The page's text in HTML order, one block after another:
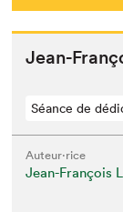
Jean-
Séance de
Auteur·rice
Jean-François